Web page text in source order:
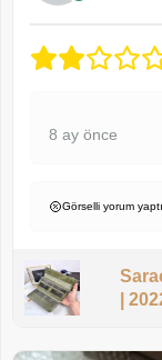
8 ay önce
Görselli yorum
|